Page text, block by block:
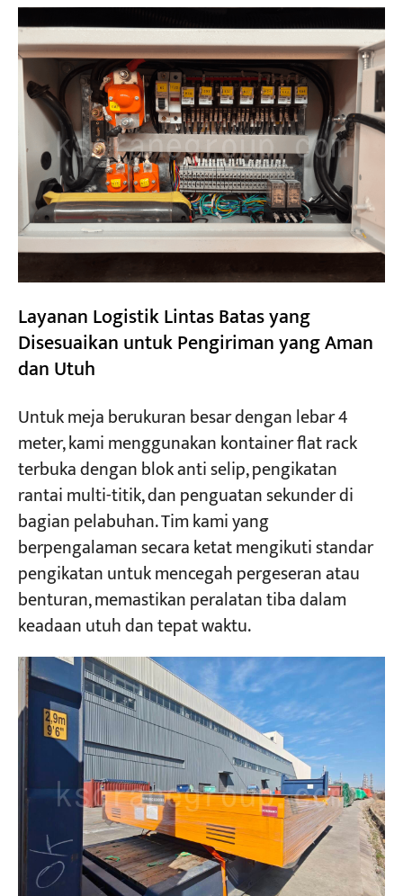
Layanan Logistik Lintas Batas yang
Disesuaikan untuk Pengiriman yang Aman
dan Utuh
Untuk meja berukuran besar dengan lebar 4
meter, kami menggunakan kontainer flat rack
terbuka dengan blok anti selip, pengikatan
rantai multi-titik, dan penguatan sekunder di
bagian pelabuhan. Tim kami yang
berpengalaman secara ketat mengikuti standar
pengikatan untuk mencegah pergeseran atau
benturan, memastikan peralatan tiba dalam
keadaan utuh dan tepat waktu.